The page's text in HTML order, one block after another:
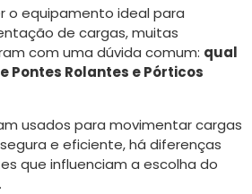
o equipamento ideal para
de cargas, muitas
com uma dúvida comum: qual
Pontes Rolantes e Pórticos
usados para movimentar cargas
e eficiente, há diferenças
que influenciam a escolha do